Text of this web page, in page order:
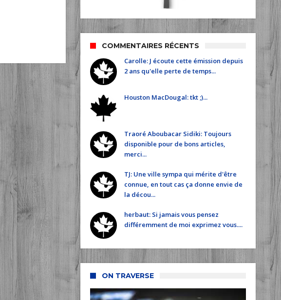
COMMENTAIRES RÉCENTS
Carolle: J écoute cette émission depuis
2 ans qu'elle perte de temps...
Houston MacDougal: tkt ;)...
Traoré Aboubacar Sidiki: Toujours
disponible pour de bons articles,
merci...
TJ: Une ville sympa qui mérite d'être
connue, en tout cas ça donne envie de
la décou...
herbaut: Si jamais vous pensez
différemment de moi exprimez vous....
ON TRAVERSE